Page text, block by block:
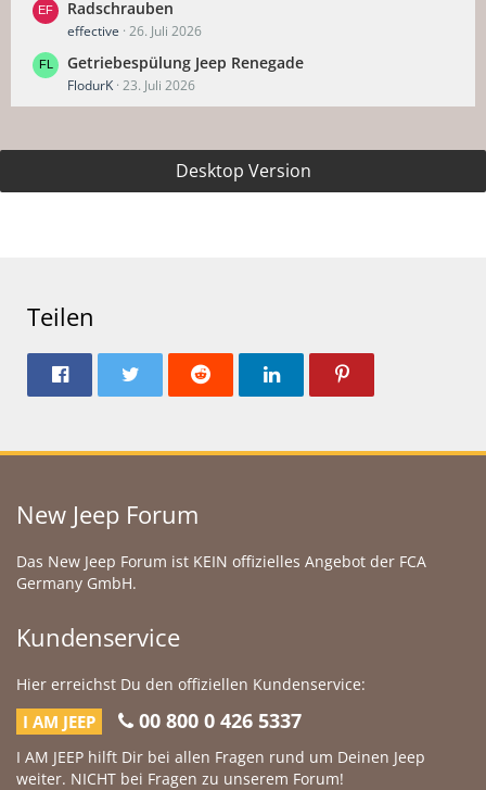
Radschrauben
effective 26. Juli 2026
Getriebespülung Jeep Renegade
FlodurK 23. Juli 2026
Desktop Version
Teilen
New Jeep Forum
Das New Jeep Forum ist KEIN offizielles Angebot der FCA
Germany GmbH.
Kundenservice
Hier erreichst Du den offiziellen Kundenservice:
I AM JEEP 00 800 0 426 5337
I AM JEEP hilft Dir bei allen Fragen rund um Deinen Jeep
weiter. NICHT bei Fragen zu unserem Forum!